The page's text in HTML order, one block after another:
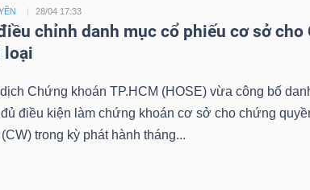
28/04 17:33
chỉnh danh mục cổ phiếu cơ sở cho
loại
Chứng khoán TP.HCM (HOSE) vừa công bố
điều kiện làm chứng khoán cơ sở cho chứng
trong kỳ phát hành tháng...